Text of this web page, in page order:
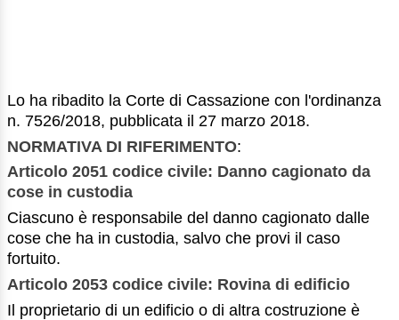
Lo ha ribadito la Corte di Cassazione con l'ordinanza
n. 7526/2018, pubblicata il 27 marzo 2018.
NORMATIVA DI RIFERIMENTO:
Articolo 2051 codice civile: Danno cagionato da
cose in custodia
Ciascuno è responsabile del danno cagionato dalle
cose che ha in custodia, salvo che provi il caso
fortuito.
Articolo 2053 codice civile: Rovina di edificio
Il proprietario di un edificio o di altra costruzione è